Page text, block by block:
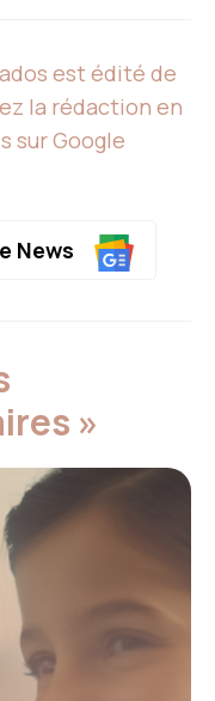
est édité de
la rédaction en
sur Google
News
»